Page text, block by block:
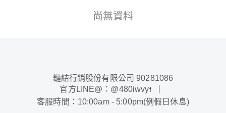
尚無資料
鏈結行銷股份有限公司 90281086
官方LINE@：@480iwvyf
客服時間：10:00am - 5:00pm(例假日休息)